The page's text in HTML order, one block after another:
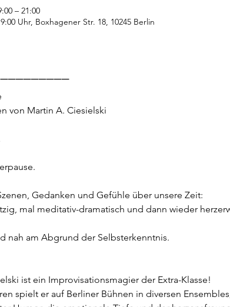
– 21:00
Uhr, Boxhagener Str. 18, 10245 Berlin
von Martin A. Ciesielski
Gedanken und Gefühle über unsere Zeit:
mal meditativ-dramatisch und dann wieder
nah am Abgrund der Selbsterkenntnis.
ist ein Improvisationsmagier der Extra-Klasse!
spielt er auf Berliner Bühnen in diversen